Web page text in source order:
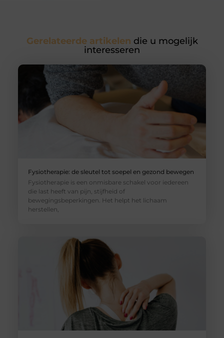
Gerelateerde artikelen die u mogelijk
interesseren
Fysiotherapie: de sleutel tot soepel en gezond bewegen
Fysiotherapie is een onmisbare schakel voor iedereen
die last heeft van pijn, stijfheid of
bewegingsbeperkingen. Het helpt het lichaam
herstellen,